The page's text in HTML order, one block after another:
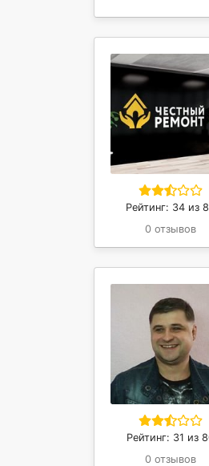
Рейтинг: 34 из
0 отзывов
Рейтинг: 31 из
0 отзывов